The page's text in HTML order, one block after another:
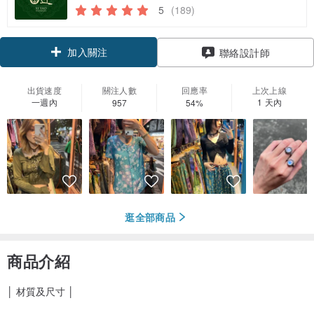
5 (189)
加入關注 聯絡設計師
出貨速度
一週內
關注人數
957
回應率
54%
上次上線
1 天內
逛全部商品
商品介紹
│ 材質及尺寸 │